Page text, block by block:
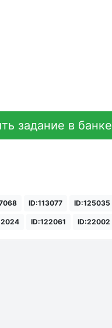
задание в
ID:113077 ID:125035
ID:122061 ID:22002